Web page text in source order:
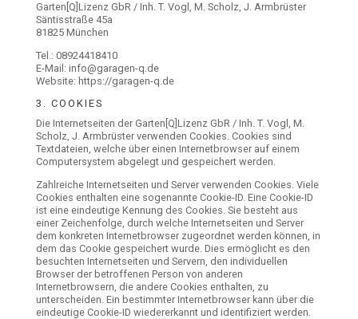
Garten[Q]Lizenz GbR / Inh. T. Vogl, M. Scholz, J. Armbrüster
Säntisstraße 45a
81825 München
Tel.: 08924418410
E-Mail: info@garagen-q.de
Website: https://garagen-q.de
3. COOKIES
Die Internetseiten der Garten[Q]Lizenz GbR / Inh. T. Vogl, M.
Scholz, J. Armbrüster verwenden Cookies. Cookies sind
Textdateien, welche über einen Internetbrowser auf einem
Computersystem abgelegt und gespeichert werden.
Zahlreiche Internetseiten und Server verwenden Cookies. Viele
Cookies enthalten eine sogenannte Cookie-ID. Eine Cookie-ID
ist eine eindeutige Kennung des Cookies. Sie besteht aus
einer Zeichenfolge, durch welche Internetseiten und Server
dem konkreten Internetbrowser zugeordnet werden können, in
dem das Cookie gespeichert wurde. Dies ermöglicht es den
besuchten Internetseiten und Servern, den individuellen
Browser der betroffenen Person von anderen
Internetbrowsern, die andere Cookies enthalten, zu
unterscheiden. Ein bestimmter Internetbrowser kann über die
eindeutige Cookie-ID wiedererkannt und identifiziert werden.